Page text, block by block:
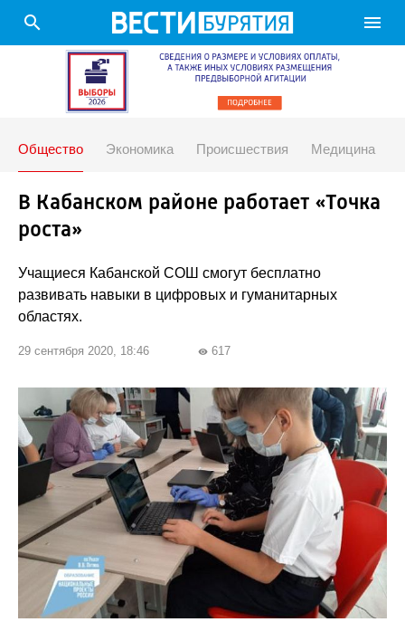
search menu
Общество Экономика Происшествия Медицина
В Кабанском районе работает «Точка
роста»
Учащиеся Кабанской СОШ смогут бесплатно
развивать навыки в цифровых и гуманитарных
областях.
29 сентября 2020, 18:46 visibility 617